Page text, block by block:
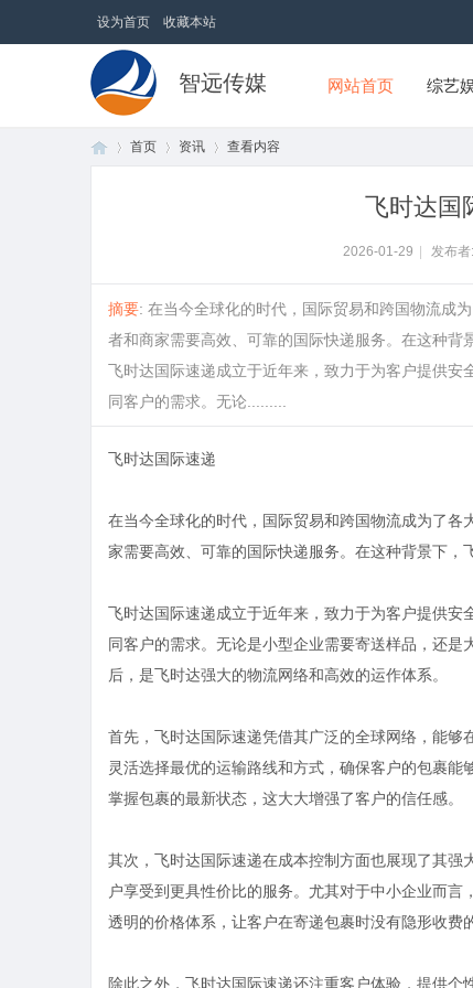
设为首页 收藏本站
智远传媒 网站首页 综艺
首页 资讯 查看内容
飞时达国
2026-01-29 发布
摘要: 在当今全球化的时代，国际贸易和跨国物流成
者和商家需要高效、可靠的国际快递服务。在这种背
飞时达国际速递成立于近年来，致力于为客户提供
同客户的需求。无论.........
飞时达国际速递
在当今全球化的时代，国际贸易和跨国物流成为了
家需要高效、可靠的国际快递服务。在这种背景下，
飞时达国际速递成立于近年来，致力于为客户提供
同客户的需求。无论是小型企业需要寄送样品，还
后，是飞时达强大的物流网络和高效的运作体系。
首先，飞时达国际速递凭借其广泛的全球网络，能
灵活选择最优的运输路线和方式，确保客户的包裹
掌握包裹的最新状态，这大大增强了客户的信任感。
其次，飞时达国际速递在成本控制方面也展现了其
户享受到更具性价比的服务。尤其对于中小企业而
透明的价格体系，让客户在寄递包裹时没有隐形收费
除此之外，飞时达国际速递还注重客户体验，提供